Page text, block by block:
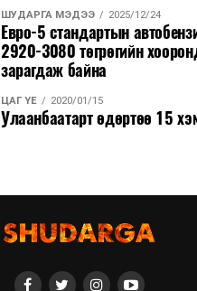
ШУДАРГА МЭДЭЭ 2025/12/24
Евро-5 стандартын
2920-3080 төгрөгийн
зарагдаж байна
ЦАГ ҮЕ 2020/01/15
Улаанбаатарт өдөртөө 15